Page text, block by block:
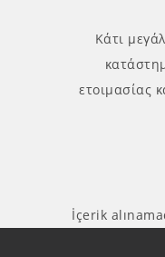
Κάτι
ετοιμασίας
İçerik